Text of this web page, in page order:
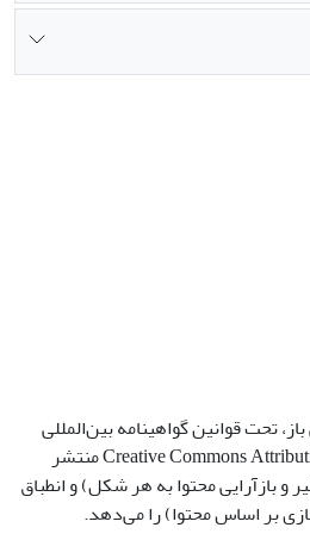
تحت قوانین گواهینامه بین‌المللی
Creative Commons Attribution 4.0 International License منتشر
و بازآرایی محتوا به هر شکل) و انطباق
بر اساس محتوا) را می‌دهد.